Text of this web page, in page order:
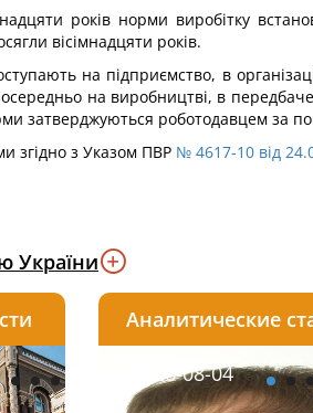
років норми виробітку
вісімнадцяти років.
на підприємство, в
на виробництві, в
затверджуються роботодавцем за
згідно з Указом ПВР № 4617-10 від
України
2026-08-06
Аналитические
2026-08-04
2026-08-05